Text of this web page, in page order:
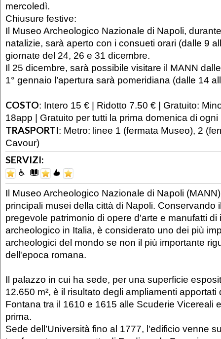
mercoledì.
Chiusure festive:
Il Museo Archeologico Nazionale di Napoli,
natalizie, sarà aperto con i consueti orari (dalle 9
giornate del 24, 26 e 31 dicembre.
Il 25 dicembre, sarà possibile visitare il MANN
1° gennaio l’apertura sarà pomeridiana (dalle 14
COSTO: Intero 15 € | Ridotto 7.50 € | Gratuito:
18app | Gratuito per tutti la prima domenica di ogni
TRASPORTI: Metro: linee 1 (fermata Museo), 2
Cavour)
SERVIZI:
Il Museo Archeologico Nazionale di Napoli
principali musei della città di Napoli. Conservando
pregevole patrimonio di opere d'arte e manufatti di
archeologico in Italia, è considerato uno dei più
archeologici del mondo se non il più importante
dell'epoca romana.
Il palazzo in cui ha sede, per una superficie
12.650 m², è il risultato degli ampliamenti
Fontana tra il 1610 e 1615 alle Scuderie Vicereali
prima.
Sede dell’Università fino al 1777, l'edificio venne